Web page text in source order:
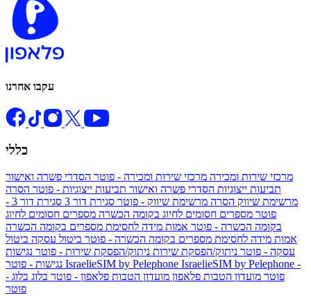
עקבו אחרנו
כללי
מרכזי שירות ומכירה מרכזי שירות ומכירה - פוטר הסדרי פשרה ואישור
תביעות ייצוגיות הסדרי פשרה ואישור תביעות ייצוגיות - פוטר הסרה
מרשימת שיווק הסרה מרשימת שיווק - פוטר סגירת דור 3
סגירת דור 3 -
פוטר מספרים חסומים לחיוג בקומה הכשרה מספרים חסומים לחיוג
בקומה הכשרה - פוטר אמות מידה לחסימת מספרים בקומה הכשרה
אמות מידה לחסימת מספרים בקומה הכשרה - פוטר ביטול עסקה ביטול
עסקה - פוטר ניתוק/הפסקת שירות ניתוק/הפסקת שירות - פוטר נגישות
IsraelieSIM by Pelephone IsraelieSIM by Pelephone -
פוטר מועדון הטבות פלאפון מועדון הטבות פלאפון - פוטר בלוג בלוג -
פוטר